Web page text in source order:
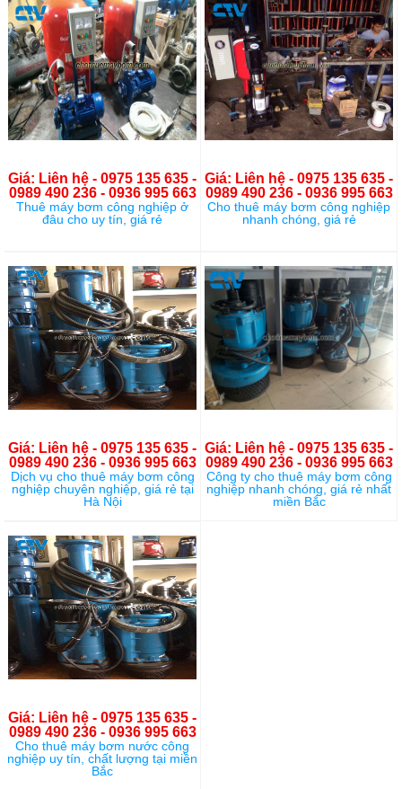
Giá: Liên hệ - 0975 135 635 -
0989 490 236 - 0936 995 663
Thuê máy bơm công nghiệp ở
đâu cho uy tín, giá rẻ
Giá: Liên hệ - 0975 135 635 -
0989 490 236 - 0936 995 663
Cho thuê máy bơm công nghiệp
nhanh chóng, giá rẻ
Giá: Liên hệ - 0975 135 635 -
0989 490 236 - 0936 995 663
Dịch vụ cho thuê máy bơm công
nghiệp chuyên nghiệp, giá rẻ tại
Hà Nội
Giá: Liên hệ - 0975 135 635 -
0989 490 236 - 0936 995 663
Công ty cho thuê máy bơm công
nghiệp nhanh chóng, giá rẻ nhất
miền Bắc
Giá: Liên hệ - 0975 135 635 -
0989 490 236 - 0936 995 663
Cho thuê máy bơm nước công
nghiệp uy tín, chất lượng tại miền
Bắc